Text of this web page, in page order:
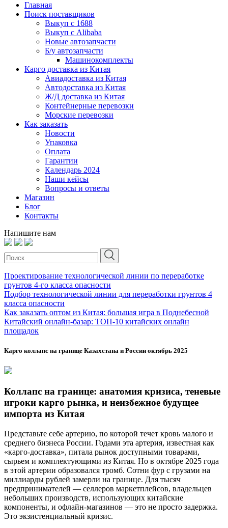
Главная
Поиск поставщиков
Выкуп с 1688
Выкуп с Alibaba
Новые автозапчасти
Б/у автозапчасти
Машинокомплекты
Карго доставка из Китая
Авиадоставка из Китая
Автодоставка из Китая
Ж/Д доставка из Китая
Контейнерные перевозки
Морские перевозки
Как заказать
Новости
Упаковка
Оплата
Гарантии
Календарь 2024
Наши кейсы
Вопросы и ответы
Магазин
Блог
Контакты
Напишите нам
Проектирование технологической линии по переработке
грунтов 4-го класса опасности
Подбор технологической линии для переработки грунтов 4
класса опасности
Как заказать оптом из Китая: большая игра в Поднебесной
Китайский онлайн-базар: ТОП-10 китайских онлайн
площадок
Карго коллапс на границе Казахстана и России октябрь 2025
Коллапс на границе: анатомия кризиса, теневые
игроки карго рынка, и неизбежное будущее
импорта из Китая
Представьте себе артерию, по которой течет кровь малого и
среднего бизнеса России. Годами эта артерия, известная как
«карго-доставка», питала рынок доступными товарами,
сырьем и комплектующими из Китая. Но в октябре 2025 года
в этой артерии образовался тромб. Сотни фур с грузами на
миллиарды рублей замерли на границе. Для тысяч
предпринимателей — селлеров маркетплейсов, владельцев
небольших производств, использующих китайские
компоненты, и офлайн-магазинов — это не просто задержка.
Это экзистенциальный кризис.